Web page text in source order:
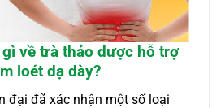
về trà thảo dược hỗ trợ
loét dạ dày?
đại đã xác nhận một số loại